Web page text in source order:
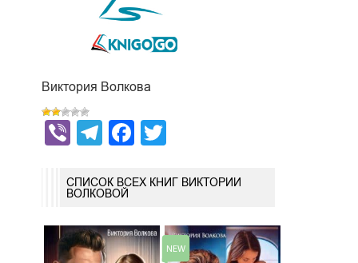
Виктория Волкова
ViberTelegram
Facebook
СПИСОК ВСЕХ КНИГ ВИКТОРИИ
ВОЛКОВОЙ